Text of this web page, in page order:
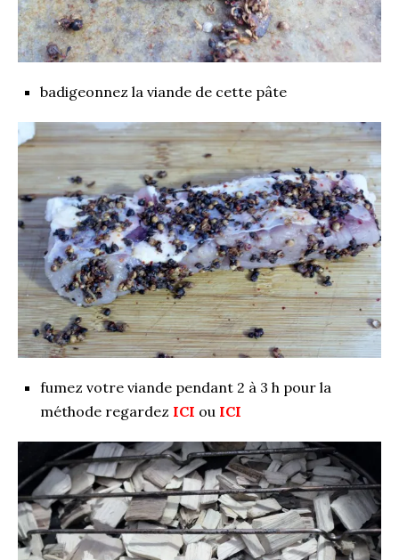
badigeonnez la viande de cette pâte
fumez votre viande pendant 2 à 3 h pour la
méthode regardez ICI ou ICI